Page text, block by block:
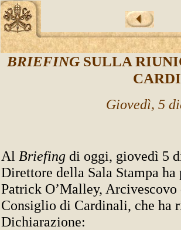
BRIEFING SULLA
Giovedì, 5
Al Briefing di oggi, giovedì 5
Direttore della Sala Stampa
Patrick O’Malley,
Consiglio di Cardinali, che ha
Dichiarazione: